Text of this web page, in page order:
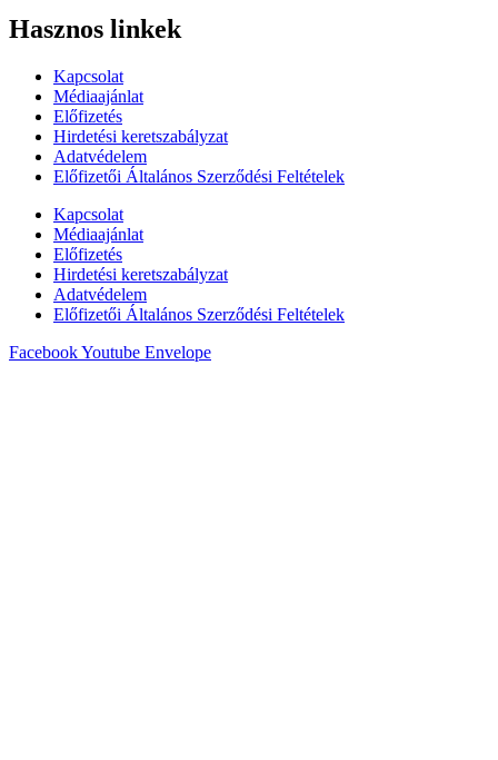
Hasznos linkek
Kapcsolat
Médiaajánlat
Előfizetés
Hirdetési keretszabályzat
Adatvédelem
Előfizetői Általános Szerződési Feltételek
Kapcsolat
Médiaajánlat
Előfizetés
Hirdetési keretszabályzat
Adatvédelem
Előfizetői Általános Szerződési Feltételek
FacebookYoutube Envelope